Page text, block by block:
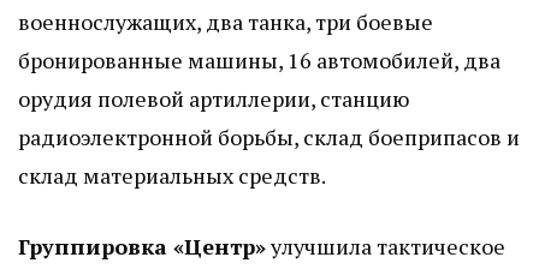
военнослужащих, два танка, три боевые
бронированные машины, 16 автомобилей, два
орудия полевой артиллерии, станцию
радиоэлектронной борьбы, склад боеприпасов и
склад материальных средств.
Группировка «Центр»улучшила тактическое